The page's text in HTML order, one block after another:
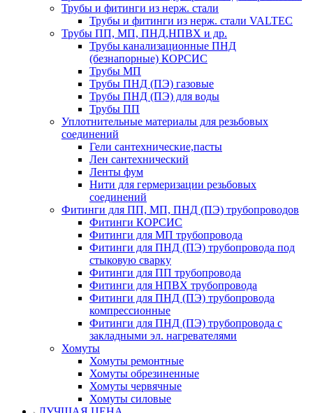
Трубы и фитинги из нерж. стали
Трубы и фитинги из нерж. стали VALTEC
Трубы ПП, МП, ПНД,НПВХ и др.
Трубы канализационные ПНД
(безнапорные) КОРСИС
Трубы МП
Трубы ПНД (ПЭ) газовые
Трубы ПНД (ПЭ) для воды
Трубы ПП
Уплотнительные материалы для резьбовых
соединений
Гели сантехнические,пасты
Лен сантехнический
Ленты фум
Нити для гермеризации резьбовых
соединений
Фитинги для ПП, МП, ПНД (ПЭ) трубопроводов
Фитинги КОРСИС
Фитинги для МП трубопровода
Фитинги для ПНД (ПЭ) трубопровода под
стыковую сварку
Фитинги для ПП трубопровода
Фитинги для НПВХ трубопровода
Фитинги для ПНД (ПЭ) трубопровода
компрессионные
Фитинги для ПНД (ПЭ) трубопровода с
закладными эл. нагревателями
Хомуты
Хомуты ремонтные
Хомуты обрезиненные
Хомуты червячные
Хомуты силовые